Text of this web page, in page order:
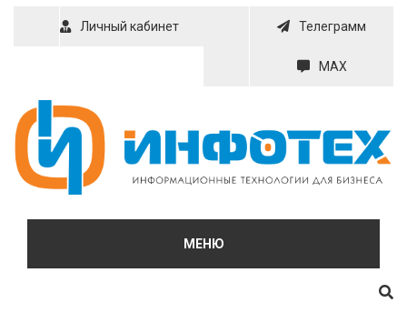
Личный кабинет Телеграмм
MAX
МЕНЮ